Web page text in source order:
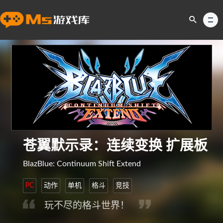
苍翼默示录：连续变换 扩展板
BlazBlue: Continuum Shift Extend
PC 动作 单机 格斗 竞技
玩不尽的格斗世界！